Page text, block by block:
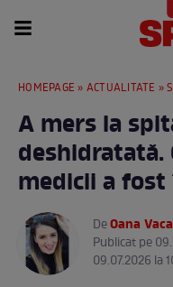
HOMEPAGE » ACTUALITATE »
A mers la
deshidratată.
medicii a
DeOana
Publicat pe
09.07.2026 la